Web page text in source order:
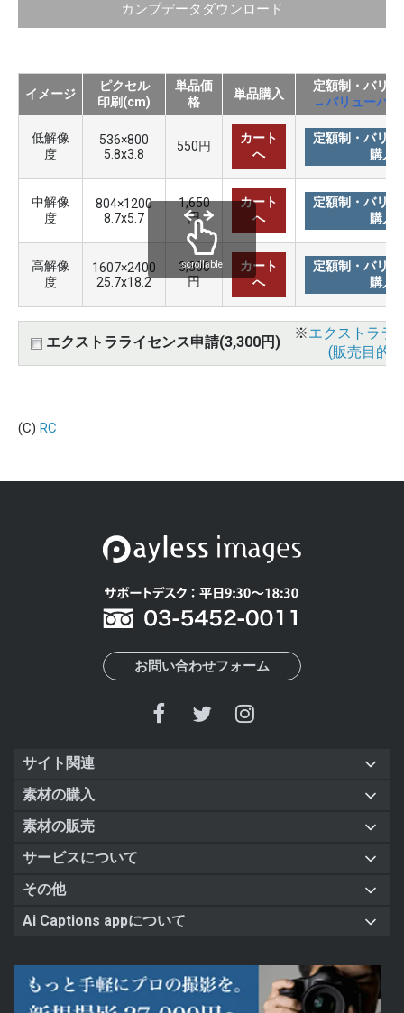
カンプデータダウンロード
イメージ
ピクセル
印刷(cm)
単品価
格
単品購入
定額制・バリ
→バリューパッ
低解像
度
536×800
5.8x3.8
550円
カート
へ
定額制・バリ
購入
中解像
度
804×1200
8.7x5.7
1,650
円
カート
へ
定額制・バリ
購入
高解像
度
1607×2400
25.7x18.2
3,300
円
カート
へ
定額制・バリ
購入
エクストラライセンス申請(3,300円)
※エクストララ
(販売目的
scrollable
(C) RC
お問い合わせフォーム
サイト関連
素材の購入
素材の販売
サービスについて
その他
Ai Captions appについて